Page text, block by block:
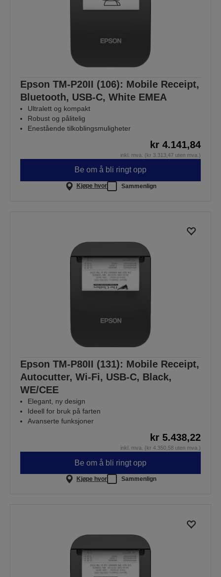
Epson TM-P20II (106): Mobile Receipt,
Bluetooth, USB-C, White EMEA
Ultralett og kompakt
Robust og pålitelig
Enestående tilkoblingsmuligheter
kr 4.141,84
inkl. mva. (kr 3.313,47 uten mva.)
Be om å bli ringt opp
Kjøpe hvor Sammenlign
Epson TM-P80II (131): Mobile Receipt,
Autocutter, Wi-Fi, USB-C, Black,
WE/CEE
Elegant, ny design
Ideell for bruk på farten
Avanserte funksjoner
kr 5.438,22
inkl. mva. (kr 4.350,58 uten mva.)
Be om å bli ringt opp
Kjøpe hvor Sammenlign